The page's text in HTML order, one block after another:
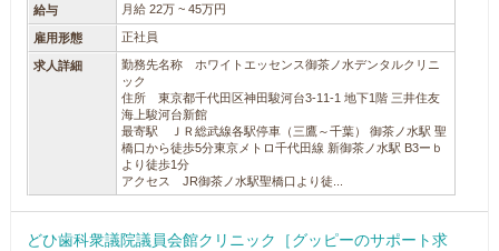
給与 月給 22万 ~ 45万円
雇用形態 正社員
求人詳細
勤務先名称 ホワイトエッセンス御茶ノ水デンタルクリニ
ック
住所 東京都千代田区神田駿河台3-11-1 地下1階 三井住友
海上駿河台新館
最寄駅 ＪＲ総武線各駅停車（三鷹～千葉） 御茶ノ水駅 聖
橋口から徒歩5分東京メトロ千代田線 新御茶ノ水駅 B3ーｂ
より徒歩1分
アクセス JR御茶ノ水駅聖橋口より徒...
どひ歯科衆議院議員会館クリニック［グッピーのサポート求